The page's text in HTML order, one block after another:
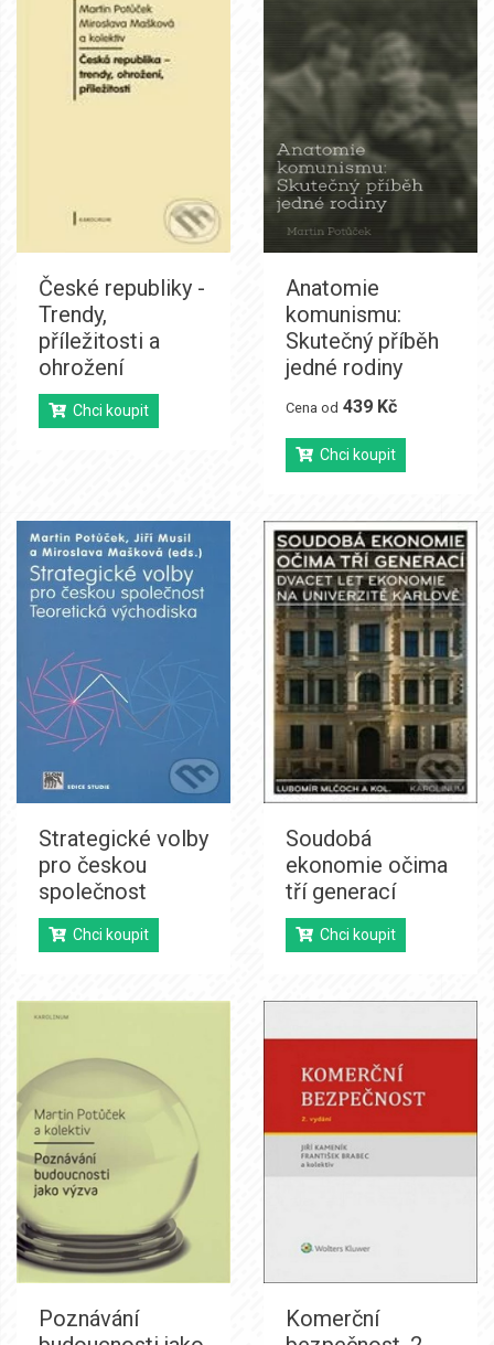
České republiky -
Trendy,
příležitosti a
ohrožení
Chci koupit
Anatomie
komunismu:
Skutečný příběh
jedné rodiny
Cena od 439 Kč
Chci koupit
Strategické volby
pro českou
společnost
Chci koupit
Soudobá
ekonomie očima
tří generací
Chci koupit
Poznávání
Komerční